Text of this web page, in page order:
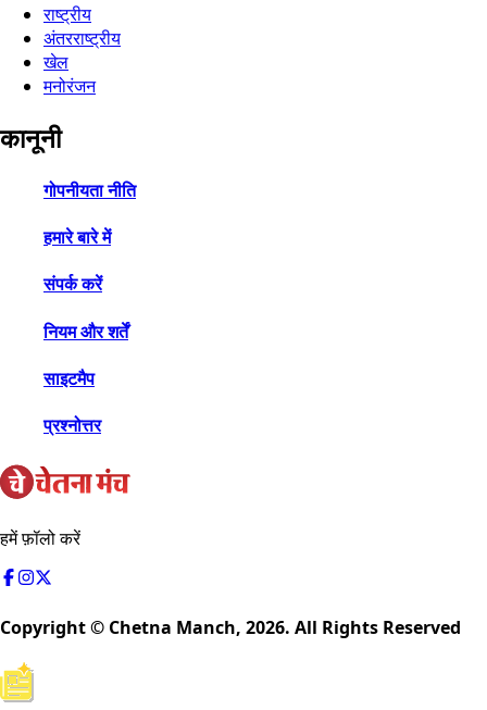
राष्ट्रीय
अंतरराष्ट्रीय
खेल
मनोरंजन
कानूनी
गोपनीयता नीति
हमारे बारे में
संपर्क करें
नियम और शर्तें
साइटमैप
प्रश्नोत्तर
हमें फ़ॉलो करें
Copyright © Chetna Manch, 2026. All Rights Reserved